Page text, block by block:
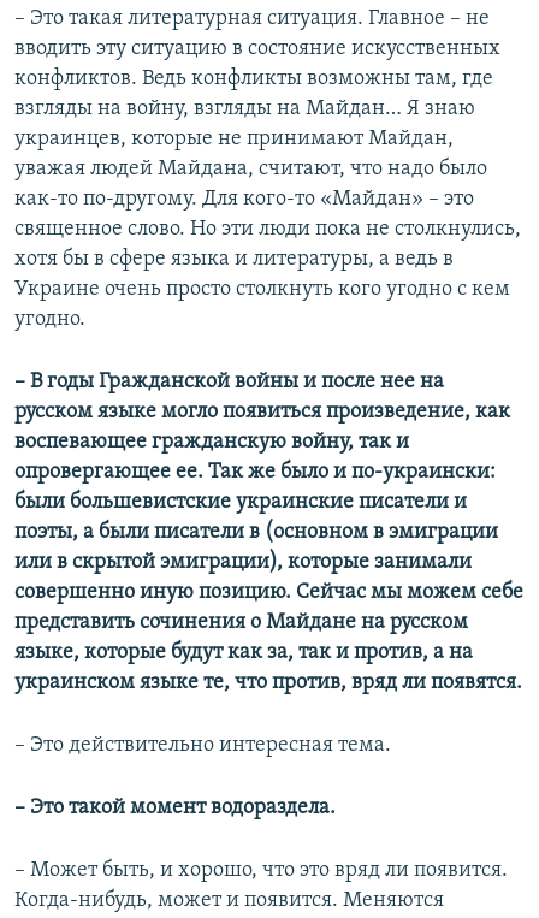
–​ Это такая литературная ситуация. Главное – не
вводить эту ситуацию в состояние искусственных
конфликтов. Ведь конфликты возможны там, где
взгляды на войну, взгляды на Майдан… Я знаю
украинцев, которые не принимают Майдан,
уважая людей Майдана, считают, что надо было
как-то по-другому. Для кого-то «Майдан» – это
священное слово. Но эти люди пока не столкнулись,
хотя бы в сфере языка и литературы, а ведь в
Украине очень просто столкнуть кого угодно с кем
угодно.
–​ В годы Гражданской войны и после нее на
русском языке могло появиться произведение, как
воспевающее гражданскую войну, так и
опровергающее ее. Так же было и по-украински:
были большевистские украинские писатели и
поэты, а были писатели в (основном в эмиграции
или в скрытой эмиграции), которые занимали
совершенно иную позицию. Сейчас мы можем себе
представить сочинения о Майдане на русском
языке, которые будут как за, так и против, а на
украинском языке те, что против, вряд ли появятся.
–​ Это действительно интересная тема.
–​ Это такой момент водораздела.
– Может быть, и хорошо, что это вряд ли появится.
Когда-нибудь, может и появится. Меняются